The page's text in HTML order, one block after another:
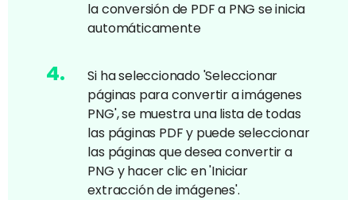
la conversión de PDF a PNG se inicia
automáticamente
4.
Si ha seleccionado 'Seleccionar
páginas para convertir a imágenes
PNG', se muestra una lista de todas
las páginas PDF y puede seleccionar
las páginas que desea convertir a
PNG y hacer clic en 'Iniciar
extracción de imágenes'.